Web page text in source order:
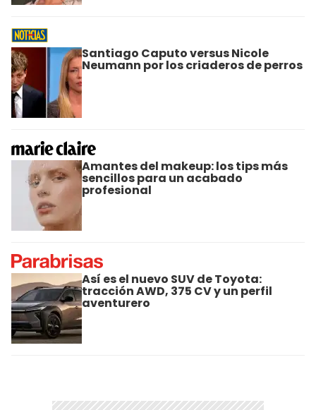
Santiago Caputo versus Nicole
Neumann por los criaderos de perros
Amantes del makeup: los tips más
sencillos para un acabado
profesional
Así es el nuevo SUV de Toyota:
tracción AWD, 375 CV y un perfil
aventurero